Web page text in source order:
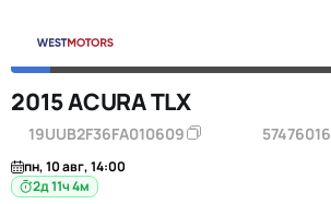
2015 ACURA TLX
19UUB2F36FA010609 57476016
пн, 10 авг, 14:00
2д 11ч 4м